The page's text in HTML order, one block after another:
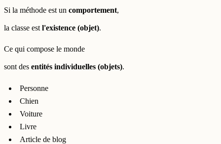
Si la méthode est un comportement,
la classe est l'existence (objet).
Ce qui compose le monde
sont des entités individuelles (objets).
Personne
Chien
Voiture
Livre
Article de blog